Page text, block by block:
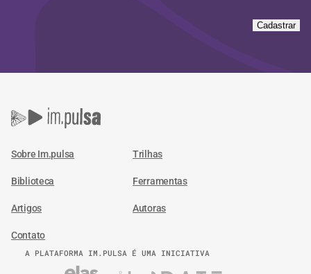
Cadastrar
Sobre Im.pulsa Trilhas
Biblioteca Ferramentas
Artigos Autoras
Contato
A PLATAFORMA IM.PULSA É UMA INICIATIVA